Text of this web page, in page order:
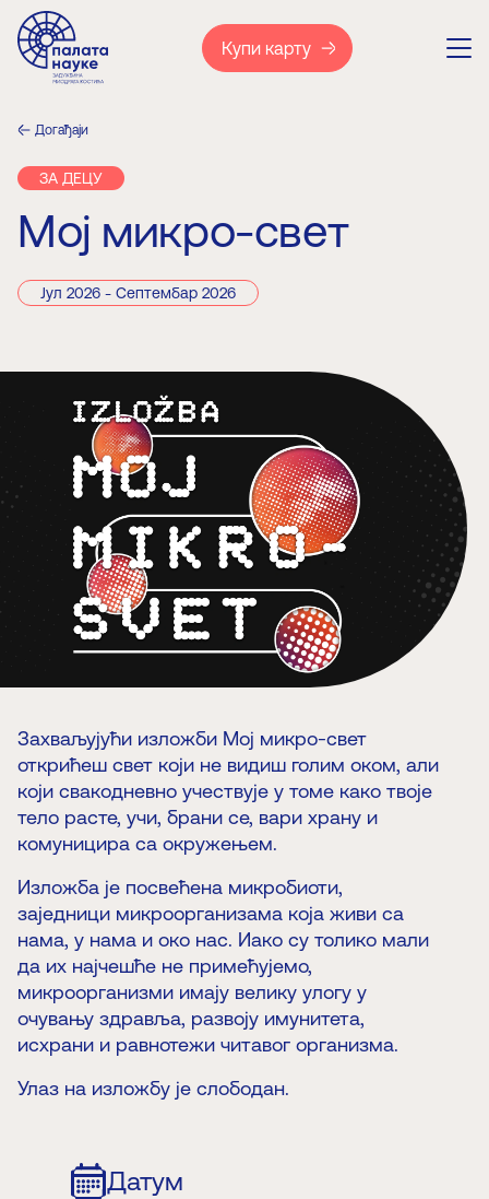
Купи карту
Догађаји
ЗА ДЕЦУ
Мој микро-свет
Јул 2026 - Септембар 2026
Захваљујући изложби Мој микро-свет
открићеш свет који не видиш голим оком, али
који свакодневно учествује у томе како твоје
тело расте, учи, брани се, вари храну и
комуницира са окружењем.
Изложба је посвећена микробиоти,
заједници микроорганизама која живи са
нама, у нама и око нас. Иако су толико мали
да их најчешће не примећујемо,
микроорганизми имају велику улогу у
очувању здравља, развоју имунитета,
исхрани и равнотежи читавог организма.
Улаз на изложбу је слободан.
Датум